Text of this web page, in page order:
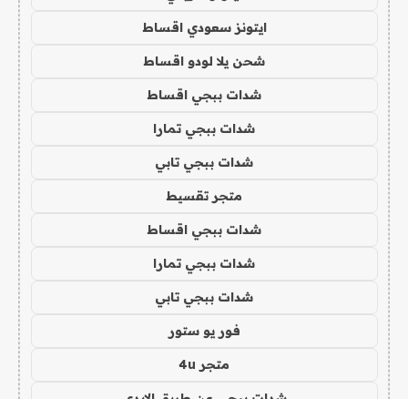
ايتونز سعودي اقساط
شحن يلا لودو اقساط
شدات ببجي اقساط
شدات ببجي تمارا
شدات ببجي تابي
متجر تقسيط
شدات ببجي اقساط
شدات ببجي تمارا
شدات ببجي تابي
فور يو ستور
متجر 4u